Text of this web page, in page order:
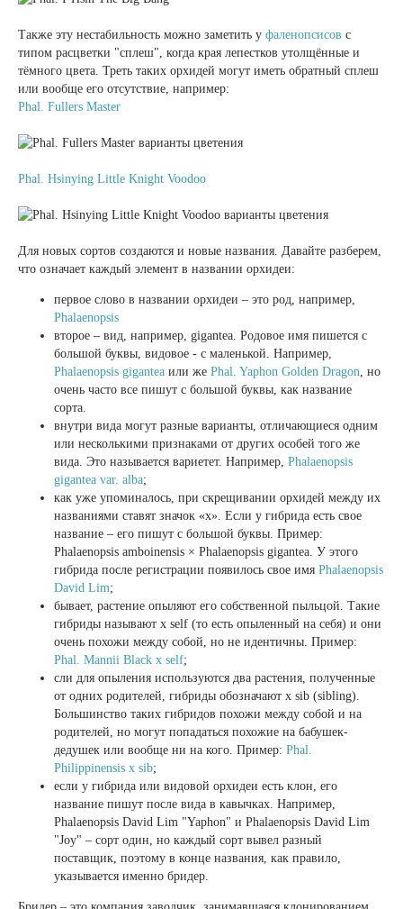
Также эту нестабильность можно заметить у фаленопсисов с
типом расцветки "сплеш", когда края лепестков утолщённые и
тёмного цвета. Треть таких орхидей могут иметь обратный сплеш
или вообще его отсутствие, например:
Phal. Fullers Master
Phal. Hsinying Little Knight Voodoo
Для новых сортов создаются и новые названия. Давайте разберем,
что означает каждый элемент в названии орхидеи:
первое слово в названии орхидеи – это род, например,
Phalaenopsis
второе – вид, например, gigantea. Родовое имя пишется с
большой буквы, видовое - с маленькой. Например,
Phalaenopsis gigantea или же Phal. Yaphon Golden Dragon, но
очень часто все пишут с большой буквы, как название
сорта.
внутри вида могут разные варианты, отличающиеся одним
или несколькими признаками от других особей того же
вида. Это называется вариетет. Например, Phalaenopsis
gigantea var. alba;
как уже упоминалось, при скрещивании орхидей между их
названиями ставят значок «х». Если у гибрида есть свое
название – его пишут с большой буквы. Пример:
Phalaenopsis amboinensis × Phalaenopsis gigantea. У этого
гибрида после регистрации появилось свое имя Phalaenopsis
David Lim;
бывает, растение опыляют его собственной пыльцой. Такие
гибриды называют x self (то есть опыленный на себя) и они
очень похожи между собой, но не идентичны. Пример:
Phal. Mannii Black x self;
сли для опыления используются два растения, полученные
от одних родителей, гибриды обозначают x sib (sibling).
Большинство таких гибридов похожи между собой и на
родителей, но могут попадаться похожие на бабушек-
дедушек или вообще ни на кого. Пример: Phal.
Philippinensis x sib;
если у гибрида или видовой орхидеи есть клон, его
название пишут после вида в кавычках. Например,
Phalaenopsis David Lim "Yaphon" и Phalaenopsis David Lim
"Joy" – сорт один, но каждый сорт вывел разный
поставщик, поэтому в конце названия, как правило,
указывается именно бридер.